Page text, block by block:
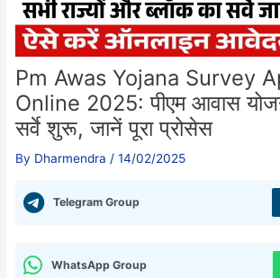
Pm Awas Yojana Survey
Online 2025: पीएम आवास
सर्वे शुरू, जानें पूरा प्रोसेस
By Dharmendra /14/02/2025
Telegram Group
WhatsApp Group